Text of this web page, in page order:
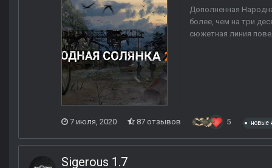
Дополненная
более, чем на три
сюжетная линия
7 июля, 2020 87 отзывов 5 новые
Sigerous 1.7